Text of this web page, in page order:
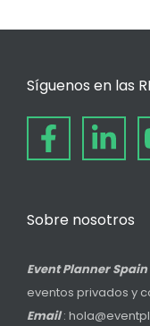
Síguenos en las
Sobre nosotros
Event Planner Spain
eventos privados y
Email: